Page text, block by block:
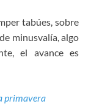
tabúes, sobre
minusvalía, algo
el avance es
primavera